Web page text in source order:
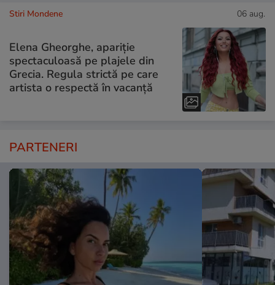
Stiri Mondene 06 aug.
Elena Gheorghe, apariție
spectaculoasă pe plajele din
Grecia. Regula strictă pe care
artista o respectă în vacanță
PARTENERI